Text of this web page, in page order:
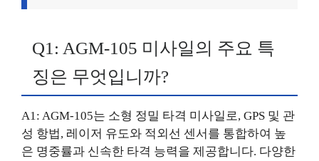
Q1: AGM-105 미사일의 주요 특
징은 무엇입니까?
A1: AGM-105는 소형 정밀 타격 미사일로, GPS 및 관
성 항법, 레이저 유도와 적외선 센서를 통합하여 높
은 명중률과 신속한 타격 능력을 제공합니다. 다양한